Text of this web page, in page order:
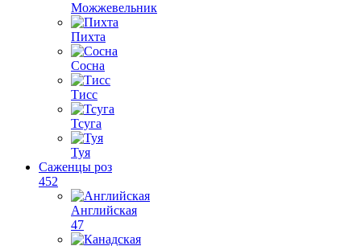
Можжевельник
Пихта
Сосна
Тисс
Тсуга
Туя
Саженцы роз
452
Английская
47